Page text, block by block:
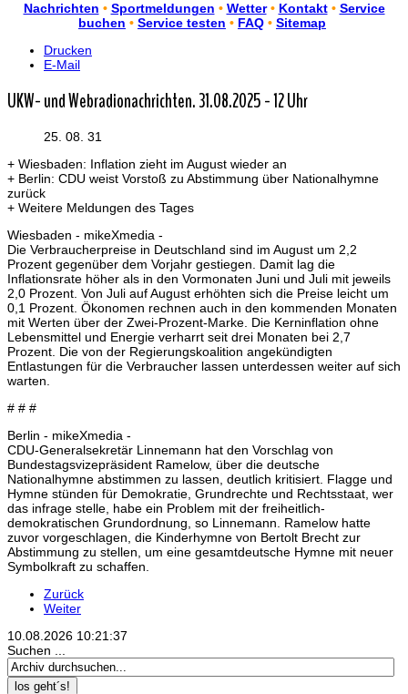
Nachrichten • Sportmeldungen • Wetter• Kontakt • Service
buchen • Service testen • FAQ • Sitemap
Drucken
E-Mail
UKW- und Webradionachrichten. 31.08.2025 - 12 Uhr
25. 08. 31
+ Wiesbaden: Inflation zieht im August wieder an
+ Berlin: CDU weist Vorstoß zu Abstimmung über Nationalhymne
zurück
+ Weitere Meldungen des Tages
Wiesbaden - mikeXmedia -
Die Verbraucherpreise in Deutschland sind im August um 2,2
Prozent gegenüber dem Vorjahr gestiegen. Damit lag die
Inflationsrate höher als in den Vormonaten Juni und Juli mit jeweils
2,0 Prozent. Von Juli auf August erhöhten sich die Preise leicht um
0,1 Prozent. Ökonomen rechnen auch in den kommenden Monaten
mit Werten über der Zwei-Prozent-Marke. Die Kerninflation ohne
Lebensmittel und Energie verharrt seit drei Monaten bei 2,7
Prozent. Die von der Regierungskoalition angekündigten
Entlastungen für die Verbraucher lassen unterdessen weiter auf sich
warten.
# # #
Berlin - mikeXmedia -
CDU-Generalsekretär Linnemann hat den Vorschlag von
Bundestagsvizepräsident Ramelow, über die deutsche
Nationalhymne abstimmen zu lassen, deutlich kritisiert. Flagge und
Hymne stünden für Demokratie, Grundrechte und Rechtsstaat, wer
das infrage stelle, habe ein Problem mit der freiheitlich-
demokratischen Grundordnung, so Linnemann. Ramelow hatte
zuvor vorgeschlagen, die Kinderhymne von Bertolt Brecht zur
Abstimmung zu stellen, um eine gesamtdeutsche Hymne mit neuer
Symbolkraft zu schaffen.
Zurück
Weiter
10.08.2026 10:21:37
Suchen ...
los geht´s!